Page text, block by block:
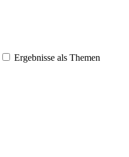
Ergebnisse als Themen